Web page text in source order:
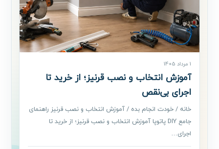
1 مرداد 1405
آموزش انتخاب و نصب قرنیز؛ از خرید تا
اجرای بی‌نقص
خانه / خودت انجام بده / آموزش انتخاب و نصب قرنیز راهنمای
جامع DIY پاتوپا آموزش انتخاب و نصب قرنیز؛ از خرید تا
اجرای…